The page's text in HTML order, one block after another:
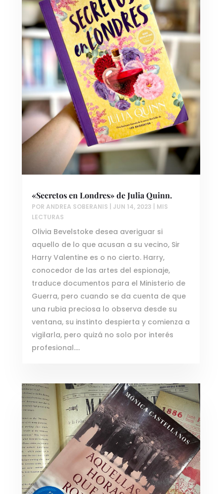
«Secretos en Londres» de Julia Quinn.
POR ANDREA SOBERANIS JUN 14, 2023
MIS
LECTURAS
Olivia Bevelstoke desea averiguar si
aquello de lo que acusan a su vecino, Sir
Harry Valentine es o no cierto. Harry,
conocedor de las artes del espionaje,
traduce documentos para el Ministerio de
Guerra, pero cuando se da cuenta de que
una rubia preciosa lo observa desde su
ventana, su instinto despierta y comienza a
vigilarla, pero quizá no solo por interés
profesional….